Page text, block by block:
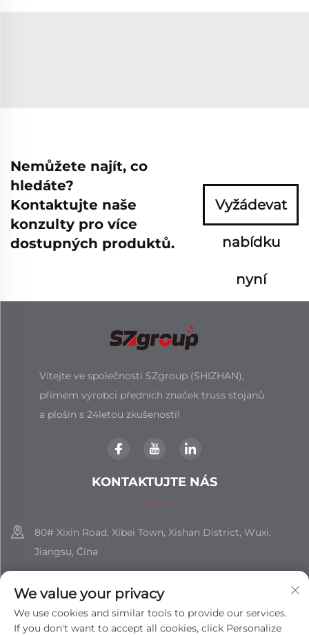
Nemůžete najít, co
hledáte?
Kontaktujte naše
konzulty pro více
dostupných produktů.
Vyžádevat
nabídku
nyní
Vítejte ve společnosti SZgroup (SHIZHAN),
přímém výrobci předních značek truss stojanů
a plošin s 24letou zkušeností!
KONTAKTUJTE NÁS
80# Xixin Road, Xibei Town, Xishan District, Wuxi,
Jiangsu, Čína
[email protected]
We value your privacy
We use cookies and similar tools to provide our services.
If you don't want to accept all cookies, click Personalize